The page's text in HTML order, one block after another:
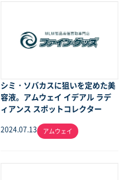
シミ・ソバカスに狙いを定めた美
容液。アムウェイ イデアル ラデ
ィアンス スポットコレクター
2024.07.13 アムウェイ